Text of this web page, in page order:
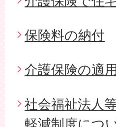
保険料の納付
介護保険の適
社会福祉法人
軽減制度につ